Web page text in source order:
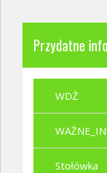
Przydatne
WDŻ
Stołówka